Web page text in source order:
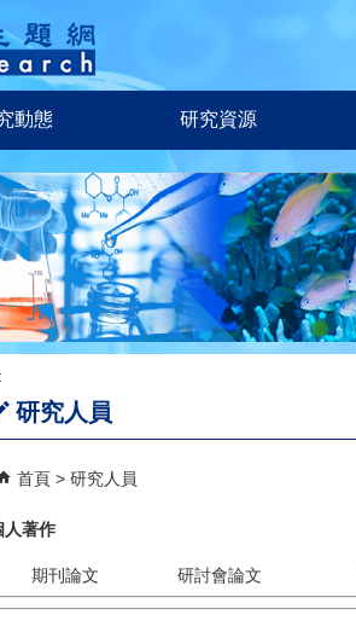
動態 研究資源
研究人員
首頁 研究人員
人著作
期刊論文 研討會論文